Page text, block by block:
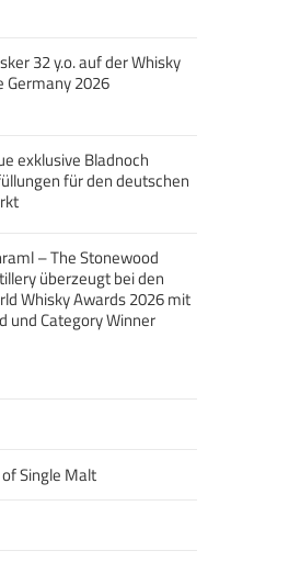
32 y.o. auf der Whisky
Germany 2026
exklusive Bladnoch
für den deutschen
– The Stonewood
überzeugt bei den
Whisky Awards 2026 mit
und Category Winner
Single Malt